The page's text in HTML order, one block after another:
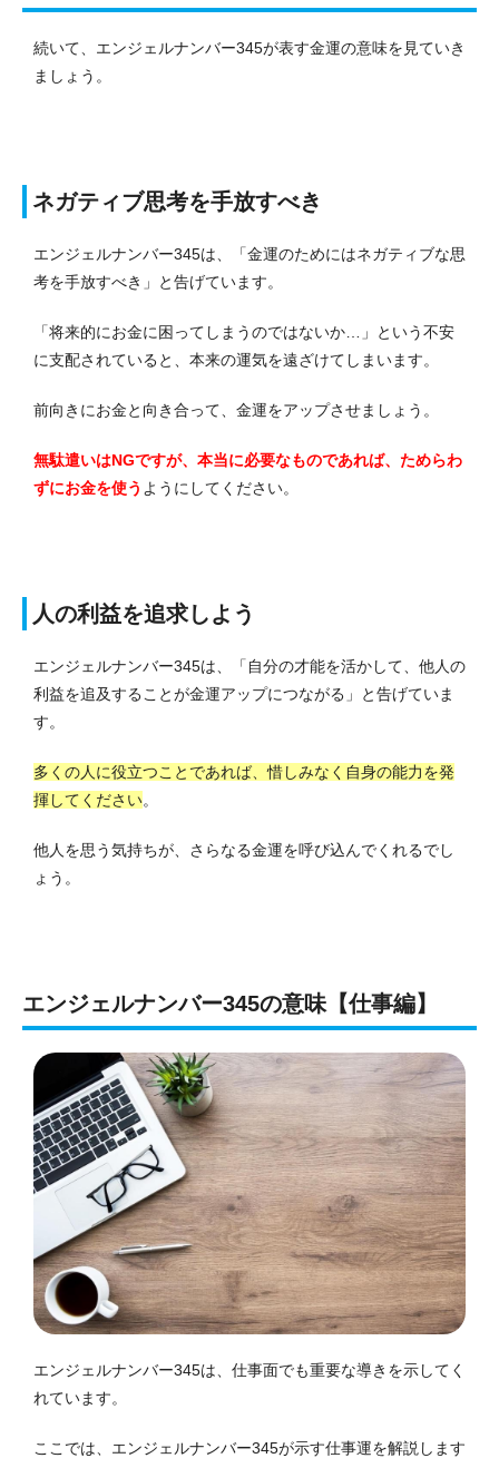
続いて、エンジェルナンバー345が表す金運の意味を見ていき
ましょう。
ネガティブ思考を手放すべき
エンジェルナンバー345は、「金運のためにはネガティブな思
考を手放すべき」と告げています。
「将来的にお金に困ってしまうのではないか…」という不安
に支配されていると、本来の運気を遠ざけてしまいます。
前向きにお金と向き合って、金運をアップさせましょう。
無駄遣いはNGですが、本当に必要なものであれば、ためらわ
ずにお金を使う ようにしてください。
人の利益を追求しよう
エンジェルナンバー345は、「自分の才能を活かして、他人の
利益を追及することが金運アップにつながる」と告げていま
す。
多くの人に役立つことであれば、惜しみなく自身の能力を発
揮してください。
他人を思う気持ちが、さらなる金運を呼び込んでくれるでし
ょう。
エンジェルナンバー345の意味【仕事編】
エンジェルナンバー345は、仕事面でも重要な導きを示してく
れています。
ここでは、エンジェルナンバー345が示す仕事運を解説します